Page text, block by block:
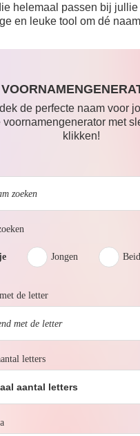
helemaal passen bij
en leuke tool om dé
de perfecte naam voor
voornamengenerator met
klikken!
Jongen
de letter
letters
aantal letters